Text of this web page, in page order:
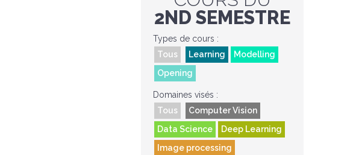
2ND SEMESTRE
Types de cours :
Tous
Learning
Modelling
Opening
Domaines visés :
Tous
Computer Vision
Data Science
Deep Learning
Image processing